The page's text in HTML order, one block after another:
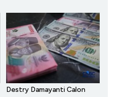
Destry Damayanti Calon